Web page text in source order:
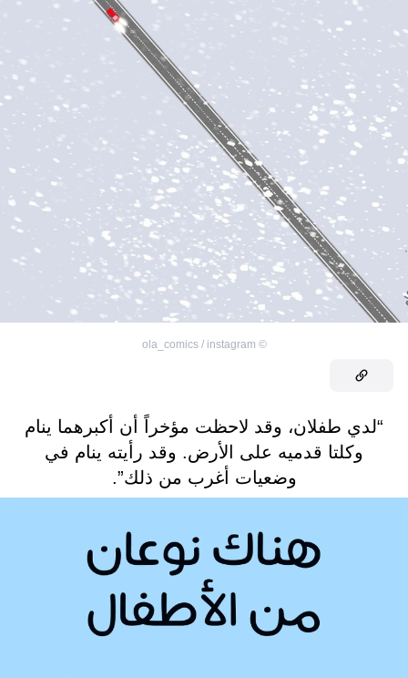
©
ola_comics / instagram
“لدي طفلان، وقد لاحظت مؤخراً أن أكبرهما ينام
وكلتا قدميه على الأرض. وقد رأيته ينام في
وضعيات أغرب من ذلك”.